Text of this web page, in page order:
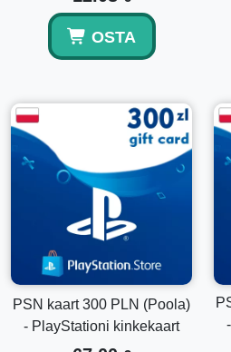
Kohaletoimetamine toimub
kinnitamist.
Ei, PlayStation rahakoti vahendid
Kas ma saan seda
saldoga?
Jah, fondid lisatakse teie
koos olemasoleva saldoga.
OSTA
PSN kaart 300 PLN (Poola)
- PlayStationi kinkekaart